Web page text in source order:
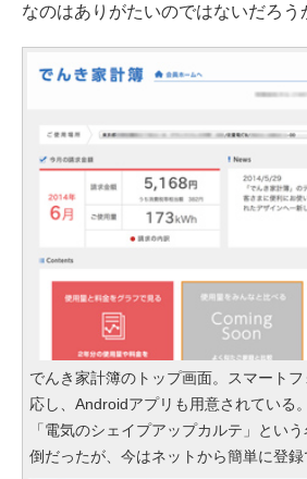
なのはありがたいのではないだろう
でんき家計簿のトップ画面。スマート
応し、Androidアプリも用意されている
「電気のシェイプアップカルテ」とい
倒だったが、今はネットから簡単に登録